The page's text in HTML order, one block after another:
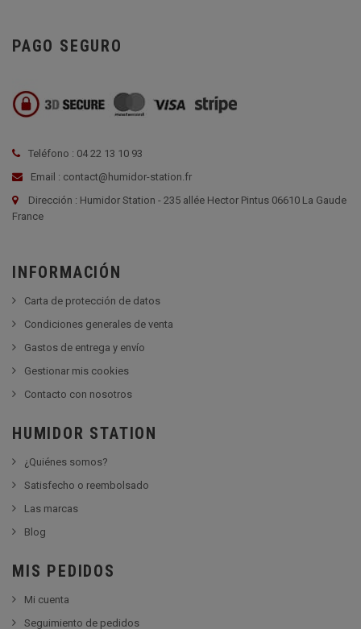
PAGO SEGURO
Teléfono : 04 22 13 10 93
Email : contact@humidor-station.fr
Dirección : Humidor Station - 235 allée Hector Pintus 06610 La Gaude
France
INFORMACIÓN
Carta de protección de datos
Condiciones generales de venta
Gastos de entrega y envío
Gestionar mis cookies
Contacto con nosotros
HUMIDOR STATION
¿Quiénes somos?
Satisfecho o reembolsado
Las marcas
Blog
MIS PEDIDOS
Mi cuenta
Seguimiento de pedidos